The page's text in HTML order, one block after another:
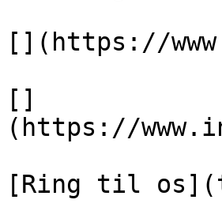
[](https://
[]
(https://
[Ring til